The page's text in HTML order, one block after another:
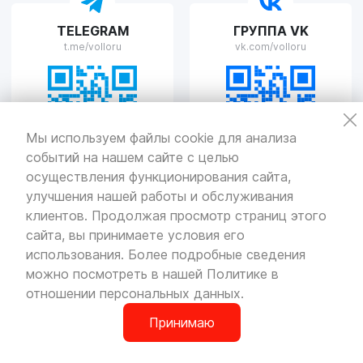
Мы используем файлы cookie для анализа
событий на нашем сайте с целью
осуществления функционирования сайта,
улучшения нашей работы и обслуживания
клиентов. Продолжая просмотр страниц этого
сайта, вы принимаете условия его
использования. Более подробные сведения
можно посмотреть в нашей Политике в
отношении персональных данных.
Принимаю
VOLLO Рязань
г. Рязань, улица Островского, д.109/2
Пн-Пт с 9:00 до 20:00, Сб-Вс выходной
VOLLO Тверь
г. Тверь, проспект Николая Корыткова, 17А
Пн-Пт с 9:00 до 19:00 Сб-Вс с 10:00 до 19:00
TELEGRAM
t.me/volloru
ГРУППА VK
vk.com/volloru
© Все права защищены. Информация сайта защищена законом
об авторских правах.
Политикаконфиденциальности
Разработкаи продвижение — «SeoOlimp»